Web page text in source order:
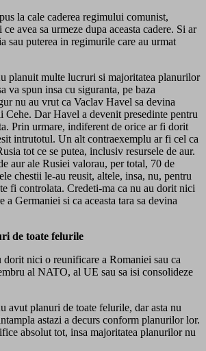
la cale caderea regimului comunist,
avea sa urmeze dupa aceasta cadere. Si ar
sau puterea in regimurile care au urmat
planuit multe lucruri si majoritatea planurilor
va spun insa cu siguranta, pe baza
nu au vrut ca Vaclav Havel sa devina
Cehe. Dar Havel a devenit presedinte pentru
Prin urmare, indiferent de orice ar fi dorit
intrutotul. Un alt contraexemplu ar fi cel ca
tot ce se putea, inclusiv resursele de aur.
aur ale Rusiei valorau, per total, 70 de
chestii le-au reusit, altele, insa, nu, pentru
fi controlata. Credeti-ma ca nu au dorit nici
a Germaniei si ca aceasta tara sa devina
de toate felurile
nici o reunificare a Romaniei sau ca
al NATO, al UE sau sa isi consolideze
planuri de toate felurile, dar asta nu
astazi a decurs conform planurilor lor.
absolut tot, insa majoritatea planurilor nu